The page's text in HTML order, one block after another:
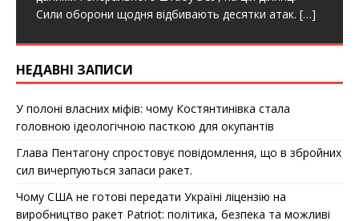
k
Сили оборони щодня відбивають десятки атак. […]
НЕДАВНІ ЗАПИСИ
У полоні власних міфів: чому Костянтинівка стала
головною ідеологічною пасткою для окупантів
Глава Пентагону спростовує повідомлення, що в збройних
сил вичерпуються запаси ракет.
Чому США не готові передати Україні ліцензію на
виробництво ракет Patriot: політика, безпека та можливі